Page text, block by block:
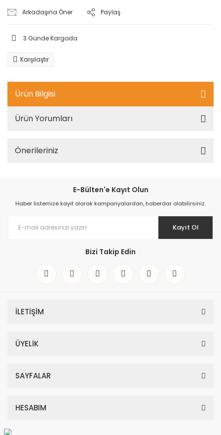
Arkadaşına Öner Paylaş
3 Günde Kargoda
Karşılaştır
Ürün Bilgisi
Ürün Yorumları
Önerileriniz
E-Bülten'e Kayıt Olun
Haber listemize kayıt olarak kampanyalardan, haberdar olabilirsiniz.
Kayıt Ol
Bizi Takip Edin
İLETİŞİM
ÜYELİK
SAYFALAR
HESABIM